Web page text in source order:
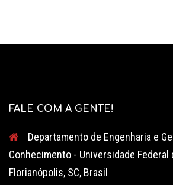
FALE COM A GENTE!
Departamento de Engenharia e
Conhecimento - Universidade Federal
Florianópolis, SC, Brasil